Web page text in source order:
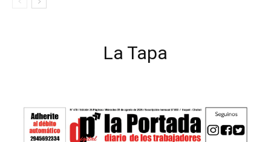
La Tapa